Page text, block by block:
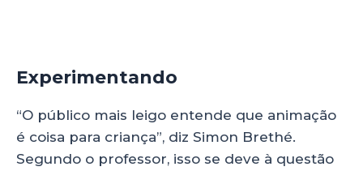
Experimentando
“O público mais leigo entende que animação
é coisa para criança”, diz Simon Brethé.
Segundo o professor, isso se deve à questão